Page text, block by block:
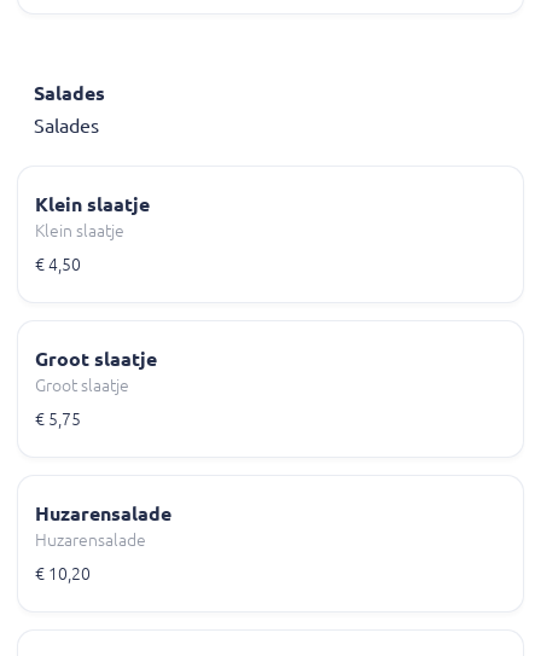
Salades
Salades
Klein slaatje
Klein slaatje
€ 4,50
Groot slaatje
Groot slaatje
€ 5,75
Huzarensalade
Huzarensalade
€ 10,20